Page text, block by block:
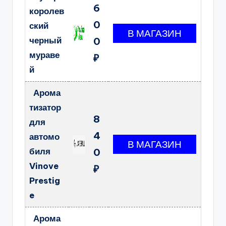
королев
ский
черный
мураве
й
6
0
0
₽
Арома
тизатор
для
автомо
биля
Vinove
Prestig
e
8
4
0
₽
Арома